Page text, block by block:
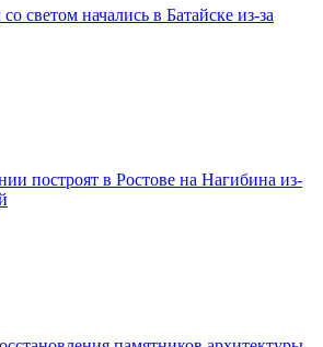
светом начались в Батайске из-за
построят в Ростове на Нагибина из-